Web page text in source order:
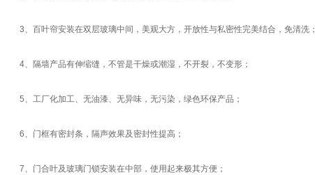
3、百叶帘安装在双层玻璃中间，美观大方，开放性与私密性完美结合，免清洗；
4、隔墙产品有伸缩缝，不管是干燥或潮湿，不开裂，不变形；
5、工厂化加工、无油漆、无异味，无污染，绿色环保产品；
6、门框有密封条，隔声效果及密封性提高；
7、门合叶及玻璃门锁安装在中部，使用起来极其方便；